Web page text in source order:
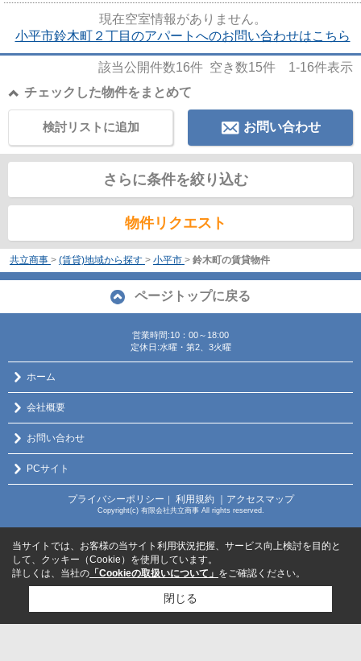
現在空室情報がありません。
小平市鈴木町２丁目のアパートへのお問い合わせはこちら
該当公開件数16件 空き数15件 1-16件表示
チェックした物件をまとめて
お問い合わせ
検討リストに追加
さらに条件を絞り込む
物件リクエスト
共立商事 > (賃貸)地域から探す > 小平市 > 鈴木町の賃貸物件
ページトップに戻る
営業時間:10：00～18:00
定休日:水曜・第2、3火曜
ホーム
会社概要
お問い合わせ
PCサイト
プライバシーポリシー ｜ 利用規約 ｜アクセスマップ
Copyright(c) 有限会社共立商事 All rights reserved.
当サイトでは、お客様の当サイト利用状況把握、サービス向上検討を目的と
して、クッキー（Cookie）を使用しています。
詳しくは、当社の 「Cookieの取扱いについて」 をご確認ください。
閉じる